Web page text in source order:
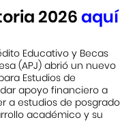
Japonesa
2026aquí
Educativo y Becas
(APJ) abrió un nuevo
Estudios de
apoyo financiero a
a estudios de posgrado
académico y su